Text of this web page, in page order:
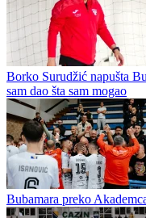
Darko Milanović čuva gol
Doskorašnji golman
golman Libera iz Graza,
sa Bubamarom osvojio sve
je...